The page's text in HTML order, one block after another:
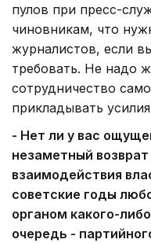
пулов при пресс-
чиновникам, что
журналистов, если
требовать. Не надо
сотрудничество
прикладывать
- Нет ли у вас
незаметный
взаимодействия
советские годы
органом какого-
очередь -